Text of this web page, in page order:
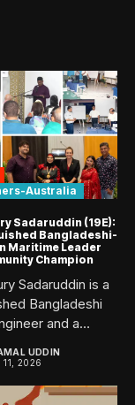
Australia
Sadaruddin (19E):
Bangladeshi-
Maritime Leader
Champion
Sadaruddin is a
Bangladeshi
and a
UDDIN
11, 2026